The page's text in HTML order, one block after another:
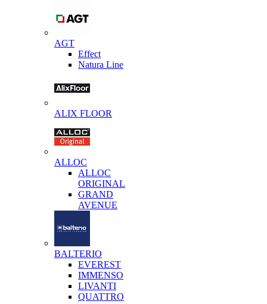
AGT
Effect
Natura Line
ALIX FLOOR
ALLOC
ALLOC
ORIGINAL
GRAND
AVENUE
BALTERIO
EVEREST
IMMENSO
LIVANTI
QUATTRO